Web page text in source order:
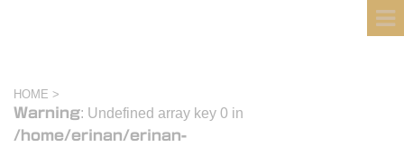
HOME >
Warning: Undefined array key 0 in
/home/erinan/erinan-